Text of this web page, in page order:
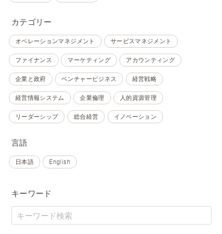
カテゴリー
オペレーションマネジメント サービスマネジメント
ファイナンス マーケティング アカウンティング
企業と政府 ベンチャービジネス 経営戦略
経営情報システム 企業倫理 人的資源管理
リーダーシップ 総合経営 イノベーション
言語
日本語 English
キーワード